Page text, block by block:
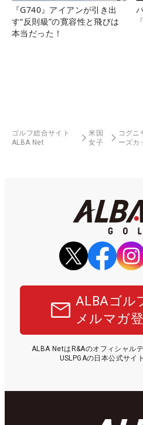
『G740』アイアンが引き出
す“反則級”の寛容性と飛びは
本当だった！
ゴルフ総合サイト
ALBA Net
米国
女子
コグニ
ーズカ
ALBAゴル
メルマガ
ALBA NetはR&Aのオフィシャル
USLPGAの日本公式サイ